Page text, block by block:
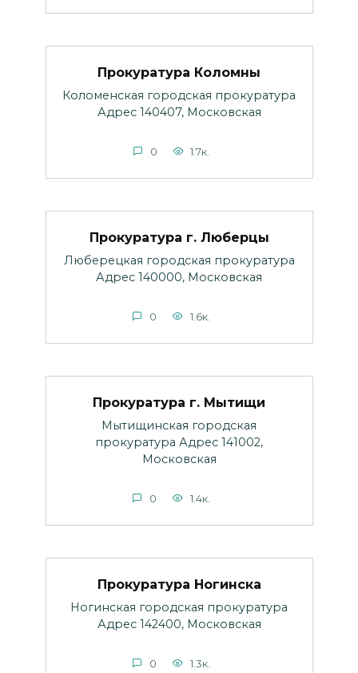
Прокуратура Коломны
Коломенская городская прокуратура
Адрес 140407, Московская
0 1.7к.
Прокуратура г. Люберцы
Люберецкая городская прокуратура
Адрес 140000, Московская
0 1.6к.
Прокуратура г. Мытищи
Мытищинская городская
прокуратура Адрес 141002,
Московская
0 1.4к.
Прокуратура Ногинска
Ногинская городская прокуратура
Адрес 142400, Московская
0 1.3к.